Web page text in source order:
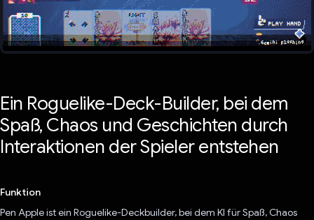
Ein Roguelike-Deck-Builder, bei dem
Spaß, Chaos und Geschichten durch
Interaktionen der Spieler entstehen
Funktion
Pen Apple ist ein Roguelike-Deckbuilder, bei dem KI für Spaß, Chaos